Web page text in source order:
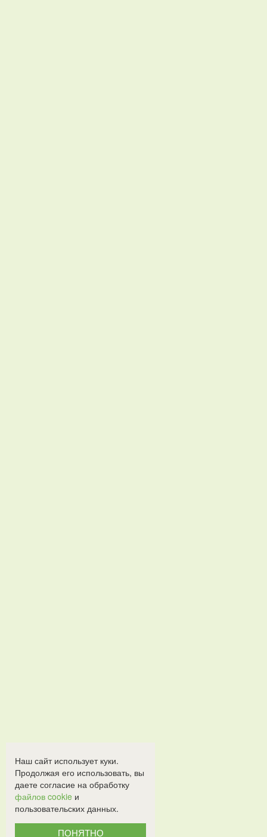
Наш сайт использует куки.
Продолжая его использовать, вы
даете согласие на обработку
файлов cookie и
пользовательских данных.
ПОНЯТНО